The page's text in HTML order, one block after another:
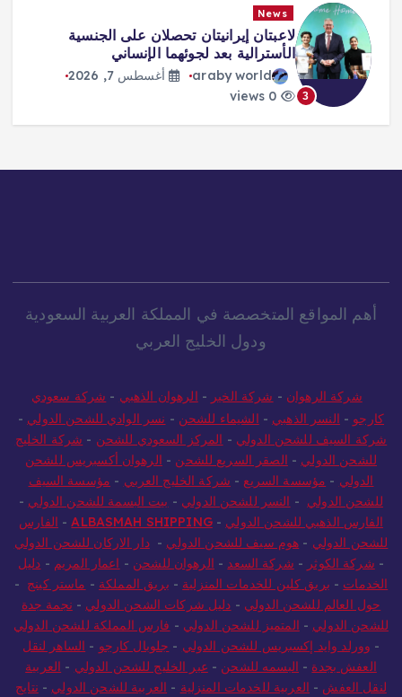
4
News
طرابزون يكتب صفحة جديدة مع صلاح…
استقبال أسطوري وشغف لا يوصف
araby world
أغسطس 7, 2026
0 views
أهم المواقع المتخصصة في المملكة العربية السعودية
ودول الخليج العربي
شركة الرهوان - شركة الخير - الرهوان الذهبي - شركة سعودي
كارجو - النسر الذهبي - الشيماء للشحن - نسر الوادي للشحن الدولي -
شركة السيف للشحن الدولي - المركز السعودي للشحن - شركة الخليج
للشحن الدولي - الصقر السريع للشحن - الرهوان أكسبريس للشحن
الدولي - مؤسسة السريع - شركة الخليج العربي - مؤسسة السيف
للشحن الدولي - النسر للشحن الدولي - بيت البسمة للشحن الدولي -
الفارس الذهبي للشحن الدولي -
ALBASMAH SHIPPING
- الفارس
للشحن الدولي - هوم سيف للشحن الدولي -دار الاركان للشحن الدولي
- شركة الكوثر - شركة السعد - الرهوان للشحن - اعمار المريم - دليل
الخدمات - بريق كلين للخدمات المنزلية - بريق المملكة - ماستر كينج -
حول العالم للشحن الدولي - دليل شركات الشحن الدولي - نجمة جدة
للشحن الدولي - المتميز للشحن الدولي - فارس المملكة للشحن الدولي
- وورلد وايد إكسبريس للشحن الدولي - جلوبال كارجو - الساهر لنقل
العفش بجدة - البسمه للشحن - عبر الخليج للشحن الدولي - العربية
لنقل العفش - العربية للخدمات المنزلية - العربية للشحن الدولي - نتايج